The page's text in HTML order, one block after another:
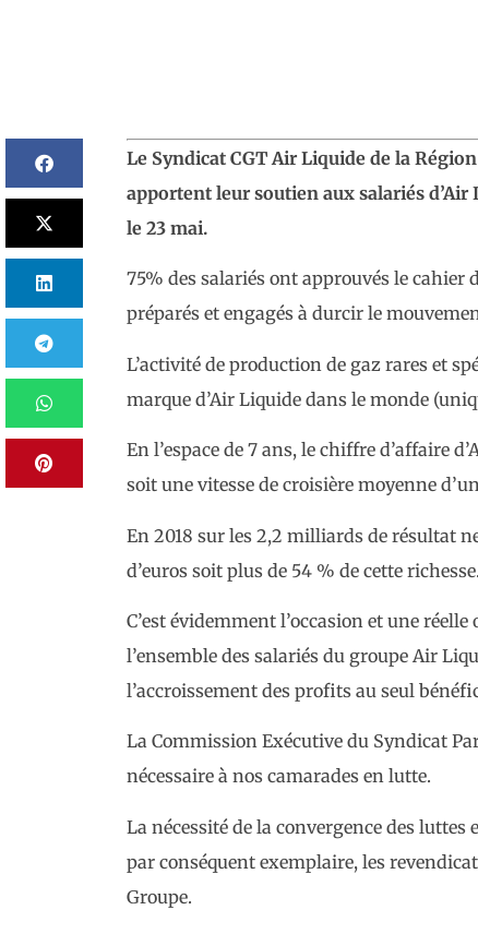
Le Syndicat CGT Air Liquide de la
apportent leur soutien aux salariés
le 23 mai.
75% des salariés ont approuvés le
préparés et engagés à durcir le
L’activité de production de gaz rares et
marque d’Air Liquide dans le monde
En l’espace de 7 ans, le chiffre d’affaire
soit une vitesse de croisière moyenne
En 2018 sur les 2,2 milliards de résultat
d’euros soit plus de 54 % de cette richesse.
C’est évidemment l’occasion et une
l’ensemble des salariés du groupe Air
l’accroissement des profits au seul
La Commission Exécutive du Syndicat
nécessaire à nos camarades en lutte.
La nécessité de la convergence des
par conséquent exemplaire, les
Groupe.